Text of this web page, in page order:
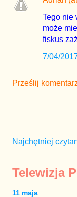
Tego nie
może
fiskus
7/04/
Prześlij
Najchętniej
Telewizja
11 maja